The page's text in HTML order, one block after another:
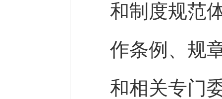
和制度规范
作条例、规
和相关专门